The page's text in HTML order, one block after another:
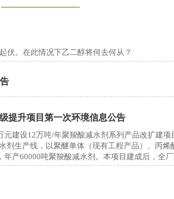
伏。在此情况下乙二醇将何去何从？
提升项目第一次环境信息公告
建设12万吨/年聚羧酸减水剂系列产品改扩建
生产线，以聚醚单体（现有工程产品）、丙
产60000吨聚羧酸减水剂。本项目建成后，全